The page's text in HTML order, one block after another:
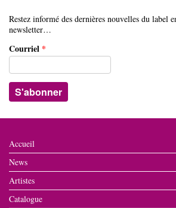
Restez informé des dernières nouvelles du label
newsletter…
Courriel *
Accueil
News
Artistes
Catalogue